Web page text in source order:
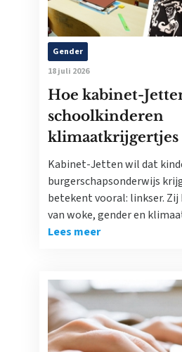
Gender
18 juli 2026
Hoe kabinet-
schoolkinderen
klimaatkrijgertjes
Kabinet-Jetten wil dat
burgerschapsonderwijs
betekent vooral: linkser. Zij
van woke, gender en
Lees meer